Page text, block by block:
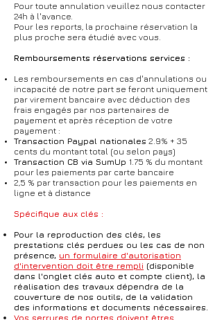
Pour toute annulation veuillez nous contacter
24h à l'avance.
Pour les reports, la prochaine réservation la
plus proche sera étudié avec vous.
Remboursements réservations services :
Les remboursements en cas d'annulations ou
incapacité de notre part se feront uniquement
par virement bancaire avec déduction des
frais engagés par nos partenaires de
payement et après réception de votre
payement :
Transaction Paypal nationales 2.9% + 35
cents du montant total (ou selon pays)
Transaction CB via SumUp 1.75 % du montant
pour les paiements par carte bancaire
2,5 % par transaction pour les paiements en
ligne et à distance
Spécifique aux clés :
Pour la reproduction des clés, les
prestations clés perdues ou les cas de non
présence, un formulaire d'autorisation
d'intervention doit être rempli (disponible
dans l'onglet clés auto et compte client), la
réalisation des travaux dépendra de la
couverture de nos outils, de la validation
des informations et documents nécessaires.
Vos serrures de portes doivent êtres